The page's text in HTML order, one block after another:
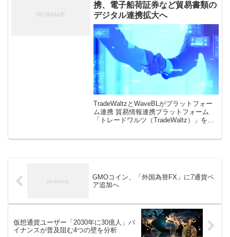
携、電子船荷証券など貿易書類の
デジタル連携拡大へ
TradeWaltzとWaveBLがプラットフォー
ム連携 貿易情報連携プラットフォーム
「トレードワルツ（TradeWaltz）」を提
GMOコイン、「外国為替FX」に7通貨ペ
ア追加へ
仮想通貨ユーザー「2030年に30億人」バ
イナンスが普及阻む4つの壁を分析